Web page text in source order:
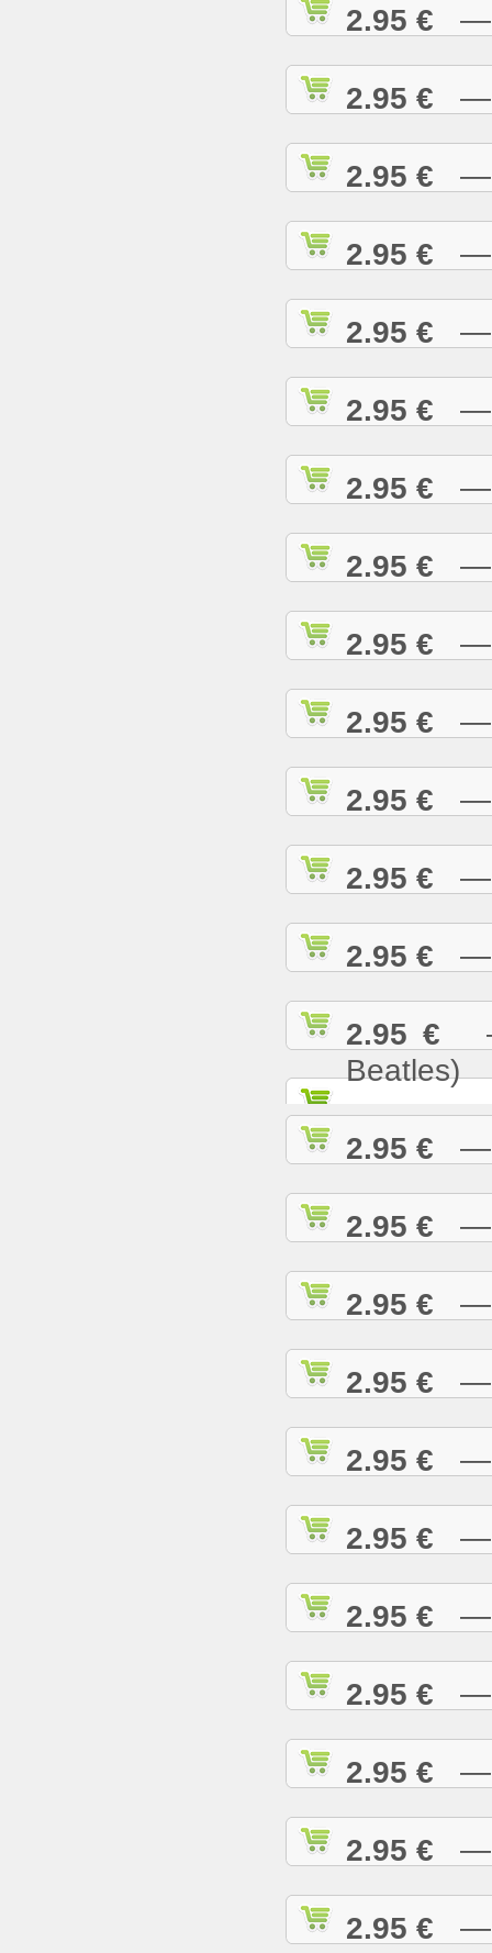
2.95 € —
2.95 € —
2.95 € —
2.95 € —
2.95 € —
2.95 € —
2.95 € —
2.95 € —
2.95 € —
2.95 € —
2.95 € —
2.95 € —
2.95 € —
2.95 € —
Beatles)
2.95 € —
2.95 € —
2.95 € —
2.95 € —
2.95 € —
2.95 € —
2.95 € —
2.95 € —
2.95 € —
2.95 € —
2.95 € —